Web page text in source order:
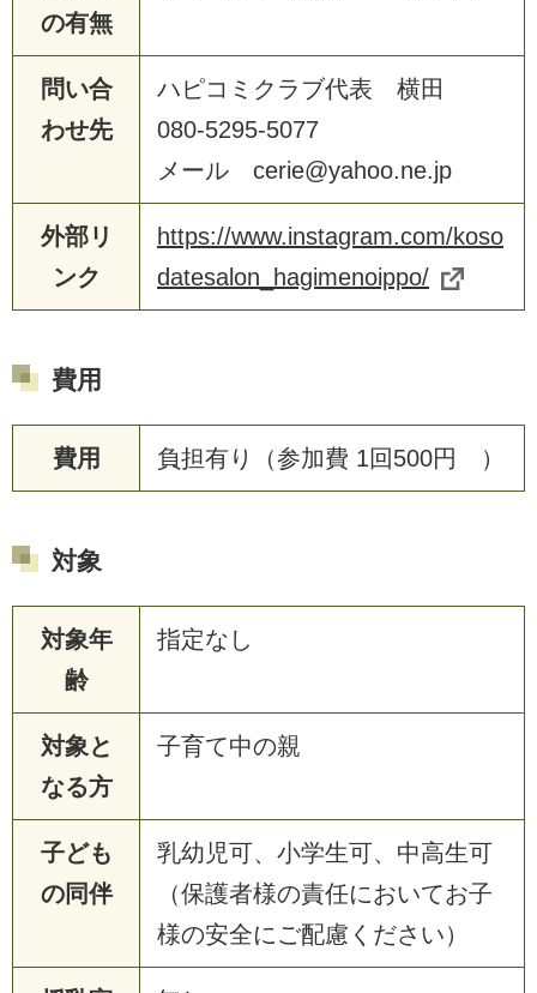
の有無
問い合
わせ先
ハピコミクラブ代表 横田
080-5295-5077
メール cerie@yahoo.ne.jp
外部リ
ンク
https://www.instagram.com/koso
datesalon_hagimenoippo/
費用
費用 負担有り（参加費 1回500円 ）
対象
対象年
齢
指定なし
対象と
なる方
子育て中の親
子ども
の同伴
乳幼児可、小学生可、中高生可
（保護者様の責任においてお子
様の安全にご配慮ください）